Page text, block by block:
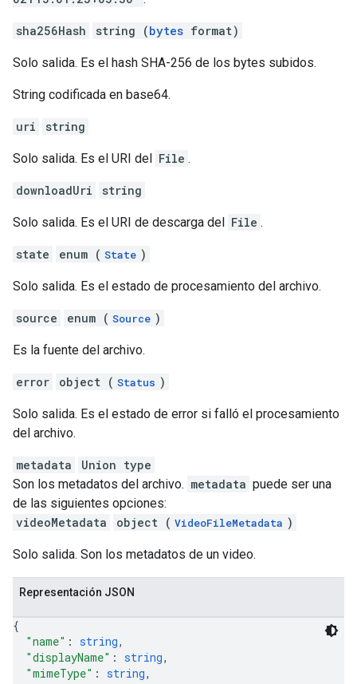
sha256Hash string (bytes format)
Solo salida. Es el hash SHA-256 de los bytes subidos.
String codificada en base64.
uri string
Solo salida. Es el URI del File .
downloadUri string
Solo salida. Es el URI de descarga del File .
state enum ( State )
Solo salida. Es el estado de procesamiento del archivo.
source enum ( Source )
Es la fuente del archivo.
error object ( Status )
Solo salida. Es el estado de error si falló el procesamiento
del archivo.
metadata
Union type
Son los metadatos del archivo. metadata puede ser una
de las siguientes opciones:
videoMetadata
object ( VideoFileMetadata )
Solo salida. Son los metadatos de un video.
Representación JSON
{
"name" : string,
"displayName" : string,
"mimeType" : string,